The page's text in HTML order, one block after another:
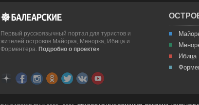
Первый русскоязычный портал для туристов и
жителей островов Майорка, Менорка, Ибица и
Форментера. Подробно о проекте»
Ибица